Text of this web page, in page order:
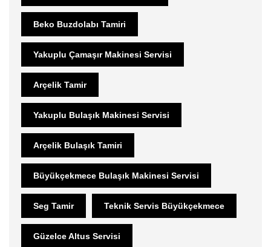
Beko Buzdolabı Tamiri
Yakuplu Çamaşır Makinesi Servisi
Arçelik Tamir
Yakuplu Bulaşık Makinesi Servisi
Arçelik Bulaşık Tamiri
Büyükçekmece Bulaşık Makinesi Servisi
Seg Tamir Teknik Servis Büyükçekmece
Güzelce Altus Servisi